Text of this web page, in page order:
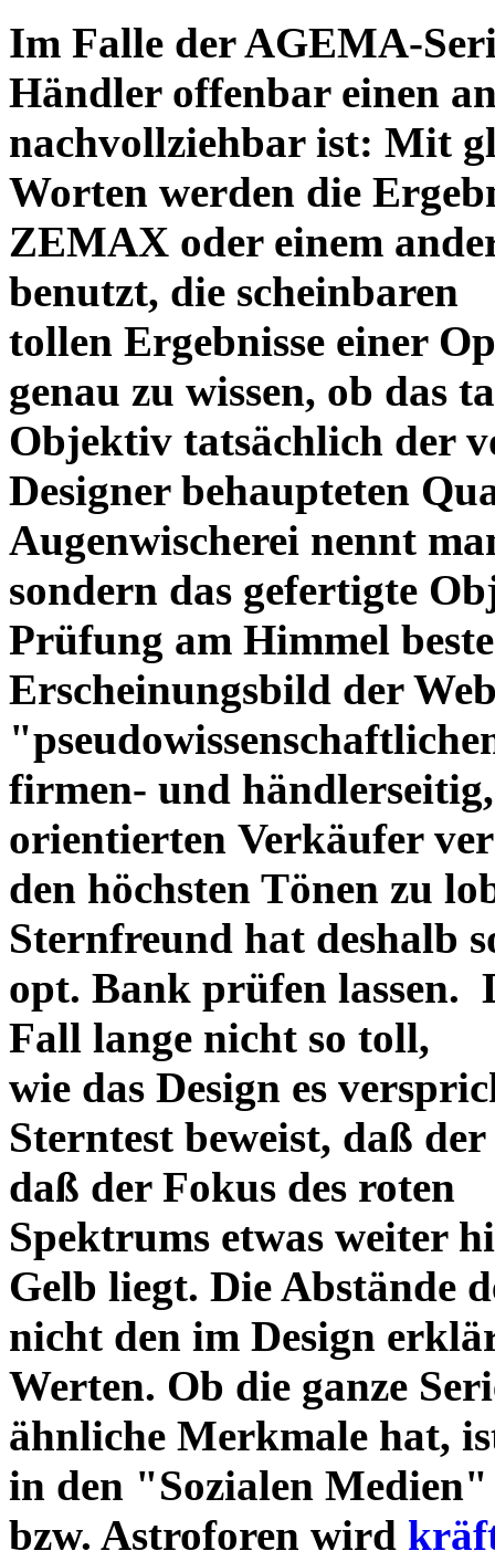
Im Falle der AGEMA-
Händler offenbar einen
nachvollziehbar ist: Mit
Worten werden die
ZEMAX oder einem
benutzt, die scheinbaren
tollen Ergebnisse einer
genau zu wissen, ob das
Objektiv tatsächlich der
Designer behaupteten
Augenwischerei nennt
sondern das gefertigte
Prüfung am Himmel
Erscheinungsbild der
firmen- und
orientierten Verkäufer
den höchsten Tönen zu
Sternfreund hat deshalb
opt. Bank prüfen lassen.
Fall lange nicht so toll,
wie das Design es
Sterntest beweist, daß
daß der Fokus des roten
Spektrums etwas weiter
Gelb liegt. Die Abstände
nicht den im Design
Werten. Ob die ganze
ähnliche Merkmale hat,
in den "Sozialen Medien"
bzw. Astroforen wird